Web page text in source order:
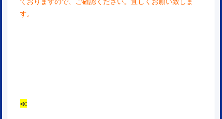
す。
≪